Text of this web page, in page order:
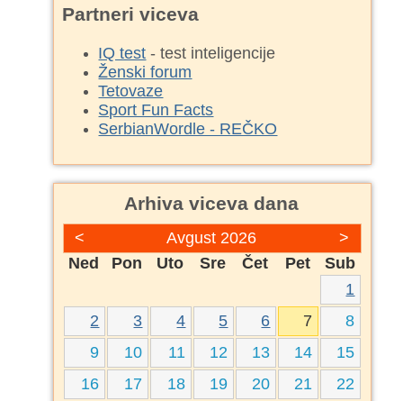
Partneri viceva
IQ test - test inteligencije
Ženski forum
Tetovaze
Sport Fun Facts
SerbianWordle - REČKO
Arhiva viceva dana
< >
Avgust 2026
Ned
Pon Uto Sre Čet Pet
Sub
1
2
3 4 5 6 7
8
9
10 11 12 13 14
15
16
17 18 19 20 21 22